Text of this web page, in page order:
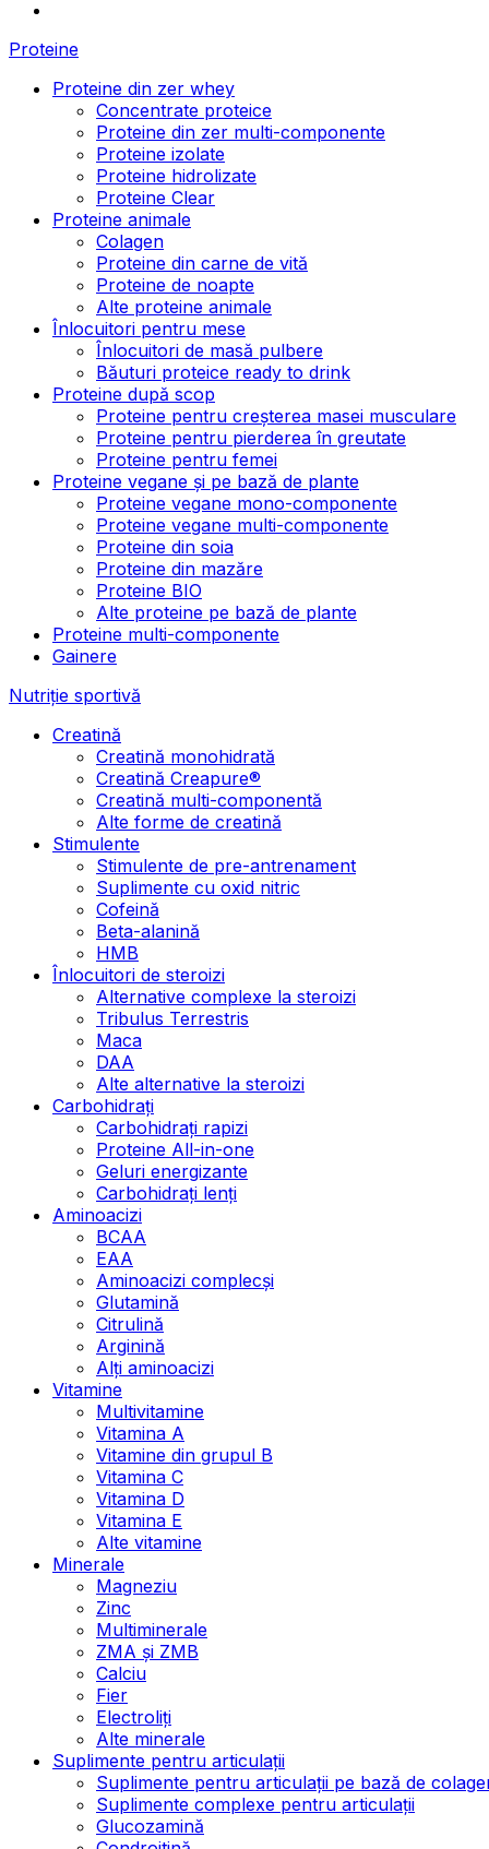
Proteine
Proteine din zer whey
Concentrate proteice
Proteine din zer multi-componente
Proteine izolate
Proteine hidrolizate
Proteine Clear
Proteine animale
Colagen
Proteine din carne de vită
Proteine de noapte
Alte proteine animale
Înlocuitori pentru mese
Înlocuitori de masă pulbere
Băuturi proteice ready to drink
Proteine după scop
Proteine pentru creșterea masei musculare
Proteine pentru pierderea în greutate
Proteine pentru femei
Proteine vegane și pe bază de plante
Proteine vegane mono-componente
Proteine vegane multi-componente
Proteine din soia
Proteine din mazăre
Proteine BIO
Alte proteine pe bază de plante
Proteine multi-componente
Gainere
Nutriție sportivă
Creatină
Creatină monohidrată
Creatină Creapure®
Creatină multi-componentă
Alte forme de creatină
Stimulente
Stimulente de pre-antrenament
Suplimente cu oxid nitric
Cofeină
Beta-alanină
HMB
Înlocuitori de steroizi
Alternative complexe la steroizi
Tribulus Terrestris
Maca
DAA
Alte alternative la steroizi
Carbohidrați
Carbohidrați rapizi
Proteine All-in-one
Geluri energizante
Carbohidrați lenți
Aminoacizi
BCAA
EAA
Aminoacizi complecși
Glutamină
Citrulină
Arginină
Alți aminoacizi
Vitamine
Multivitamine
Vitamina A
Vitamine din grupul B
Vitamina C
Vitamina D
Vitamina E
Alte vitamine
Minerale
Magneziu
Zinc
Multiminerale
ZMA și ZMB
Calciu
Fier
Electroliți
Alte minerale
Suplimente pentru articulații
Suplimente pentru articulații pe bază de
Suplimente complexe pentru articulații
Glucozamină